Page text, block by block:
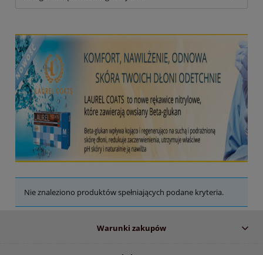
Nie znaleziono produktów spełniających podane kryteria.
Warunki zakupów